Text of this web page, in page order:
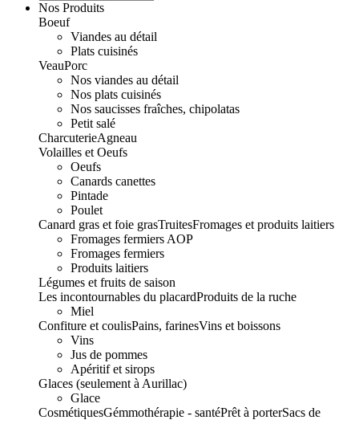
Nos Produits
Boeuf
Viandes au détail
Plats cuisinés
VeauPorc
Nos viandes au détail
Nos plats cuisinés
Nos saucisses fraîches, chipolatas
Petit salé
CharcuterieAgneau
Volailles et Oeufs
Oeufs
Canards canettes
Pintade
Poulet
Canard gras et foie grasTruitesFromages et produits laitiers
Fromages fermiers AOP
Fromages fermiers
Produits laitiers
Légumes et fruits de saison
Les incontournables du placardProduits de la ruche
Miel
Confiture et coulisPains, farinesVins et boissons
Vins
Jus de pommes
Apéritif et sirops
Glaces (seulement à Aurillac)
Glace
CosmétiquesGémmothérapie - santéPrêt à porterSacs de